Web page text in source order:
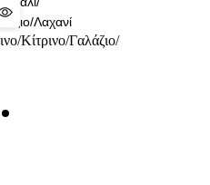
Κίτρινο/Γαλάζιο/